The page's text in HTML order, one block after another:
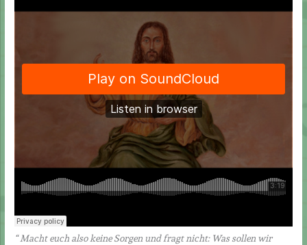
“ Macht euch also keine Sorgen und fragt nicht: Was sollen wir